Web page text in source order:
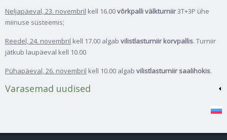
Neljapäeval, 23. novembril kell 16.00võrkpalli välkturniir3T+3P ühe
miinuse süsteemis;
Reedel, 24. novembril kell 17.00 algab vilistlasturniir korvpallis. Turniir
jätkub laupäeval kell 10.00
Pühapäeval, 26. novembril kell 10.00 algab vilistlasturniir saalihokis.
Varasemad uudised